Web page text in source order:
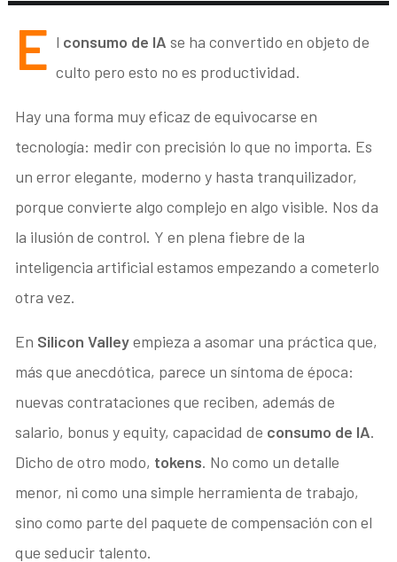
E l consumo de IA se ha convertido en objeto de
culto pero esto no es productividad.
Hay una forma muy eficaz de equivocarse en
tecnología: medir con precisión lo que no importa. Es
un error elegante, moderno y hasta tranquilizador,
porque convierte algo complejo en algo visible. Nos da
la ilusión de control. Y en plena fiebre de la
inteligencia artificial estamos empezando a cometerlo
otra vez.
En Silicon Valleyempieza a asomar una práctica que,
más que anecdótica, parece un síntoma de época:
nuevas contrataciones que reciben, además de
salario, bonus y equity, capacidad de consumo de IA.
Dicho de otro modo, tokens. No como un detalle
menor, ni como una simple herramienta de trabajo,
sino como parte del paquete de compensación con el
que seducir talento.